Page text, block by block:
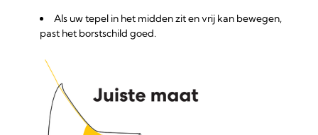
Als uw tepel in het midden zit en vrij kan bewegen,
past het borstschild goed.